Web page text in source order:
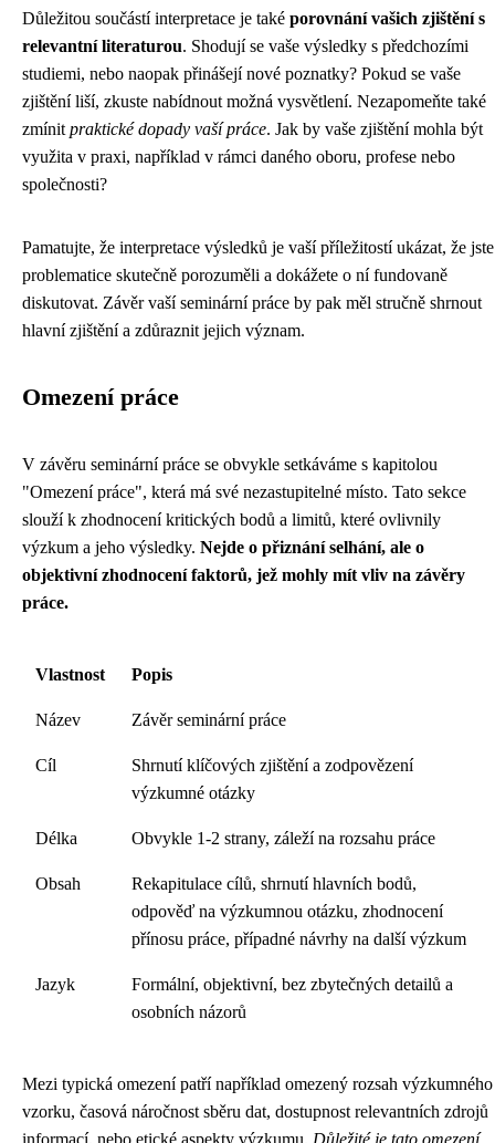
Důležitou součástí interpretace je také porovnání vašich zjištění s
relevantní literaturou. Shodují se vaše výsledky s předchozími
studiemi, nebo naopak přinášejí nové poznatky? Pokud se vaše
zjištění liší, zkuste nabídnout možná vysvětlení. Nezapomeňte také
zmínit praktické dopady vaší práce. Jak by vaše zjištění mohla být
využita v praxi, například v rámci daného oboru, profese nebo
společnosti?
Pamatujte, že interpretace výsledků je vaší příležitostí ukázat, že jste
problematice skutečně porozuměli a dokážete o ní fundovaně
diskutovat. Závěr vaší seminární práce by pak měl stručně shrnout
hlavní zjištění a zdůraznit jejich význam.
Omezení práce
V závěru seminární práce se obvykle setkáváme s kapitolou
"Omezení práce", která má své nezastupitelné místo. Tato sekce
slouží k zhodnocení kritických bodů a limitů, které ovlivnily
výzkum a jeho výsledky. Nejde o přiznání selhání, ale o
objektivní zhodnocení faktorů, jež mohly mít vliv na závěry
práce.
Vlastnost Popis
Název Závěr seminární práce
Cíl
Shrnutí klíčových zjištění a zodpovězení
výzkumné otázky
Délka Obvykle 1-2 strany, záleží na rozsahu práce
Obsah
Rekapitulace cílů, shrnutí hlavních bodů,
odpověď na výzkumnou otázku, zhodnocení
přínosu práce, případné návrhy na další výzkum
Jazyk
Formální, objektivní, bez zbytečných detailů a
osobních názorů
Mezi typická omezení patří například omezený rozsah výzkumného
vzorku, časová náročnost sběru dat, dostupnost relevantních zdrojů
informací, nebo etické aspekty výzkumu. Důležité je tato omezení